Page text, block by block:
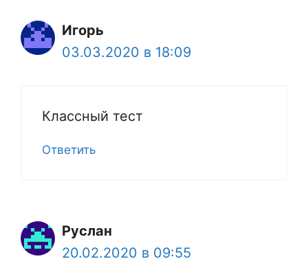
Игорь
03.03.2020 в 18:09
Классный тест
Ответить
Руслан
20.02.2020 в 09:55